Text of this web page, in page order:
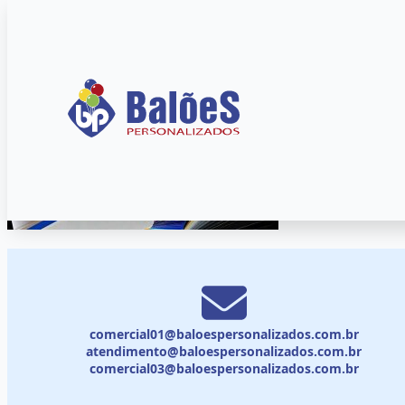
comercial01@baloespersonalizados.com.br
atendimento@baloespersonalizados.com.br
comercial03@baloespersonalizados.com.br